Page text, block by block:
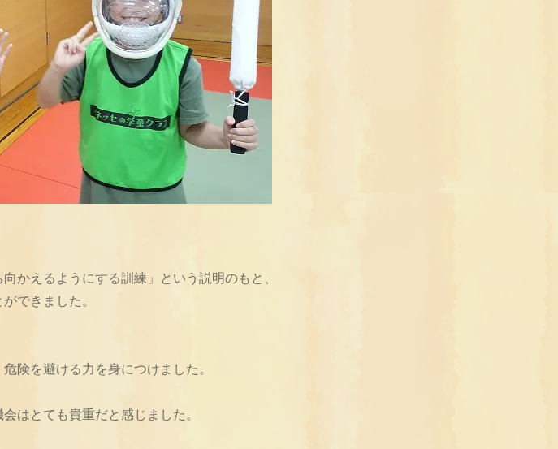
かえるようにする訓練」という説明のもと、
できました。
険を避ける力を身につけました。
はとても貴重だと感じました。